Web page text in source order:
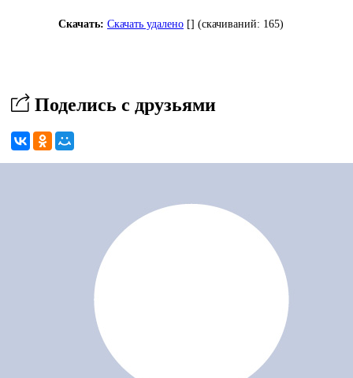
Скачать: Скачать удалено [] (cкачиваний: 165)
Поделись с друзьями